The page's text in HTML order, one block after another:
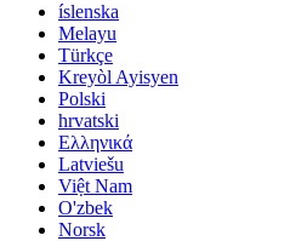
íslenska
Melayu
Türkçe
Kreyòl Ayisyen
Polski
hrvatski
Ελληνικά
Latviešu
Việt Nam
O'zbek
Norsk